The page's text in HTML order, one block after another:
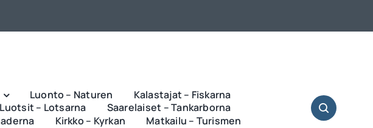
Luonto – Naturen
Kalastajat – Fiskarna
Luotsit – Lotsarna
Saarelaiset – Tankarborna
Kirkko – Kyrkan Matkailu – Turismen